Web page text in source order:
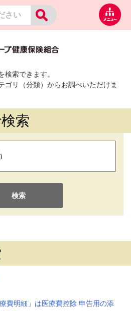
検索できます。
ゴリ（分類）からお調べいただけま
索
検索
費明細」は医療費控除 申告用の添